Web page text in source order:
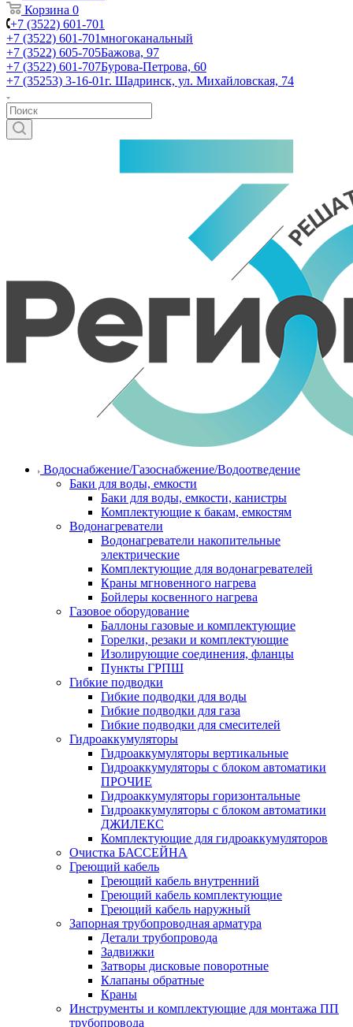
Корзина 0
+7 (3522) 601-701
+7 (3522) 601-701многоканальный
+7 (3522) 605-705Бажова, 97
+7 (3522) 601-707Бурова-Петрова, 60
+7 (35253) 3-16-01г. Шадринск, ул. Михайловская, 74
Водоснабжение/Газоснабжение/Водоотведение
Баки для воды, емкости
Баки для воды, емкости, канистры
Комплектующие к бакам, емкостям
Водонагреватели
Водонагреватели накопительные
электрические
Комплектующие для водонагревателей
Краны мгновенного нагрева
Бойлеры косвенного нагрева
Газовое оборудование
Баллоны газовые и комплектующие
Горелки, резаки и комплектующие
Изолирующие соединения, фланцы
Пункты ГРПШ
Гибкие подводки
Гибкие подводки для воды
Гибкие подводки для газа
Гибкие подводки для смесителей
Гидроаккумуляторы
Гидроаккумуляторы вертикальные
Гидроаккумуляторы с блоком автоматики
ПРОЧИЕ
Гидроаккумуляторы горизонтальные
Гидроаккумуляторы с блоком автоматики
ДЖИЛЕКС
Комплектующие для гидроаккумуляторов
Очистка БАССЕЙНА
Греющий кабель
Греющий кабель внутренний
Греющий кабель комплектующие
Греющий кабель наружный
Запорная трубопроводная арматура
Детали трубопровода
Задвижки
Затворы дисковые поворотные
Клапаны обратные
Краны
Инструменты и комплектующие для монтажа ПП
трубопровода